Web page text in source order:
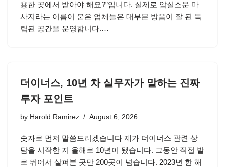
용한 곳에서 받아야 해요?”입니다. 실제로 암실소문 마
사지라는 이름이 붙은 업체들은 대부분 방음이 잘 된 독
립된 공간을 운영합니다.…
더이너스, 10년 차 실무자가 말하는 진짜
투자 포인트
by Harold Ramirez August 6, 2026
숫자로 먼저 말씀드리겠습니다 제가 더이너스 관련 상
담을 시작한 지 올해로 10년이 됐습니다. 그동안 직접 발
로 뛰어서 살펴본 곳만 200곳이 넘습니다. 2023년 한 해